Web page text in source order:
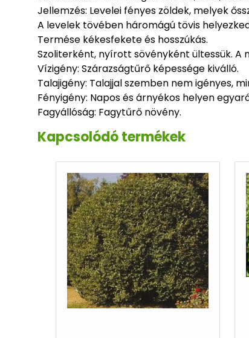
Jellemzés: Levelei fényes zöldek, melyek
A levelek tövében háromágú tövis
Termése kékesfekete és hosszúkás.
Szoliterként, nyírott sövényként ültessük. A
Vízigény: Szárazságtűrő képessége kiválló.
Talajigény: Talajjal szemben nem igényes,
Fényigény: Napos és árnyékos helyen
Fagyállóság: Fagytűrő növény.
Kapcsolódó termékek